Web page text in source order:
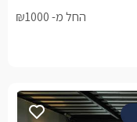
החל מ- ₪1000